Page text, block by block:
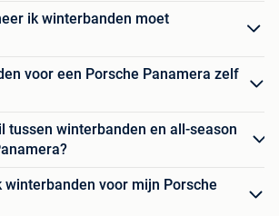
ik winterbanden moet
voor een Porsche Panamera zelf
tussen winterbanden en all-season
winterbanden voor mijn Porsche